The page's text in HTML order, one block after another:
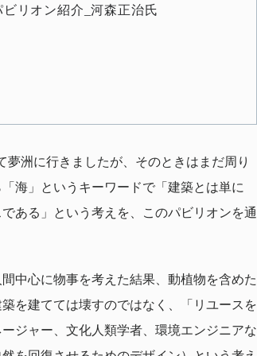
洲に行きましたが、そのときはまだ周り
海」というキーワードで「建築とは単に
ある」という考えを、このパビリオンを通
中心に物事を考えた結果、動植物を含めた
を建てては壊すのではなく、「リユースを
ジャー、文化人類学者、環境エンジニアな